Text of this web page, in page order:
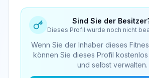
Sind Sie der
Dieses Profil wurde noch nicht
Wenn Sie der Inhaber dieses
können Sie dieses Profil
und selbst verwalten.